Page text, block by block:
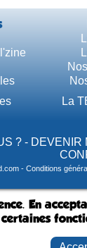
La
? - DEVENIR
- Conditions
En
certaines